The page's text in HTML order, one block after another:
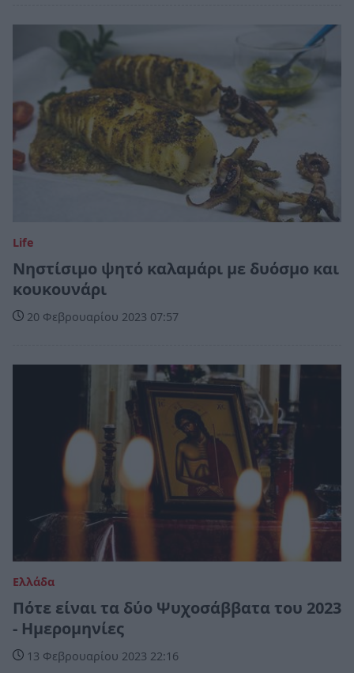
Life
Νηστίσιμο ψητό καλαμάρι με δυόσμο και
κουκουνάρι
20 Φεβρουαρίου 2023 07:57
Ελλάδα
Πότε είναι τα δύο Ψυχοσάββατα του 2023
- Ημερομηνίες
13 Φεβρουαρίου 2023 22:16